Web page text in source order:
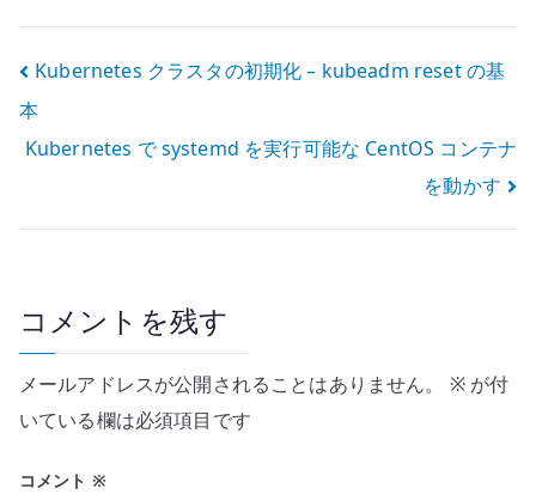
投
稿
ナ
ビ
ー
シ
ョ
ン
Kubernetes クラスタの初期化 – kubeadm reset の基
本
Kubernetes で systemd を実行可能な CentOS コンテナ
を動かす
コメントを残す
メールアドレスが公開されることはありません。 ※が付
いている欄は必須項目です
コメント ※